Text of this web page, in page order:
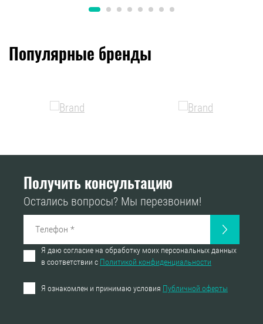
Популярные бренды
Получить консультацию
Остались вопросы? Мы перезвоним!
Я даю согласие на обработку моих персональных данных
в соответствии с Политикой конфиденциальности
Я ознакомлен и принимаю условия Публичной оферты